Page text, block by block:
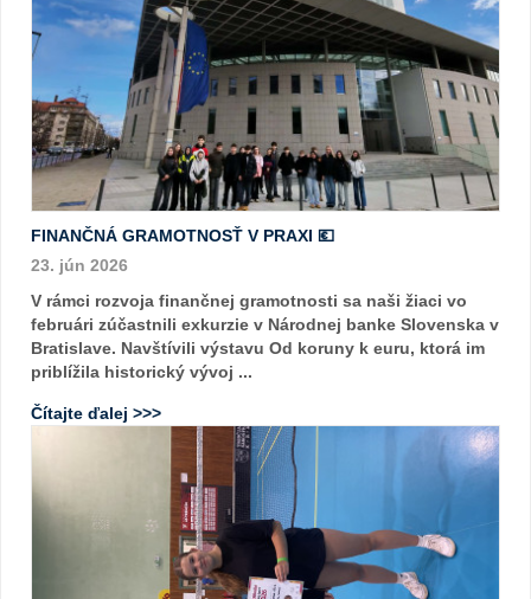
FINANČNÁ GRAMOTNOSŤ V PRAXI 💶
23. jún 2026
V rámci rozvoja finančnej gramotnosti sa naši žiaci vo
februári zúčastnili exkurzie v Národnej banke Slovenska v
Bratislave. Navštívili výstavu Od koruny k euru, ktorá im
priblížila historický vývoj ...
Čítajte ďalej >>>